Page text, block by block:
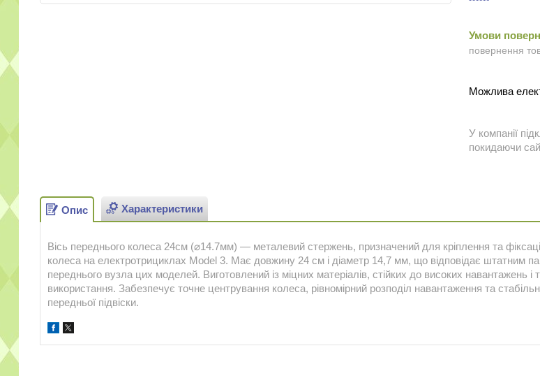
повернення
У компанії
покидаючи
Опис Характеристики
Вісь переднього колеса 24см (⌀14.7мм) — металевий стержень, призначений для кріплення та
колеса на електротрициклах Model 3. Має довжину 24 см і діаметр 14,7 мм, що відповідає штатним
переднього вузла цих моделей. Виготовлений із міцних матеріалів, стійких до високих навантажень і
використання. Забезпечує точне центрування колеса, рівномірний розподіл навантаження та
передньої підвіски.